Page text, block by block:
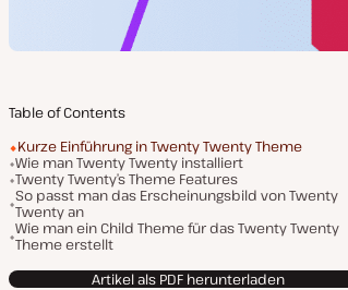
Table of Contents
Kurze Einführung in Twenty Twenty Theme
Wie man Twenty Twenty installiert
Twenty Twenty’s Theme Features
So passt man das Erscheinungsbild von Twenty
Twenty an
Wie man ein Child Theme für das Twenty Twenty
Theme erstellt
Artikel als PDF herunterladen